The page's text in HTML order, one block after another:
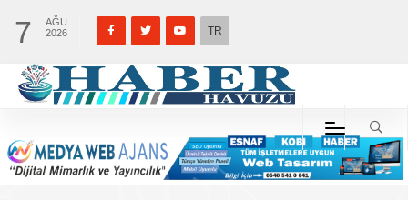
7
AĞU
2026
TR